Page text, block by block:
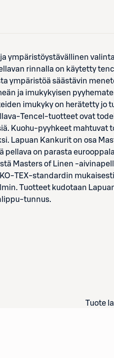
ympäristöystävällinen
rinnalla on käytetty
ympäristöä säästävin
ja imukykyisen
imukyky on herätetty jo
Tencel-tuotteet ovat
Kuohu-pyyhkeet mahtuvat
Lapuan Kankurit on osa
on parasta
Masters of Linen -
TEX-standardin
Tuotteet kudotaan
tunnus.
Tuote